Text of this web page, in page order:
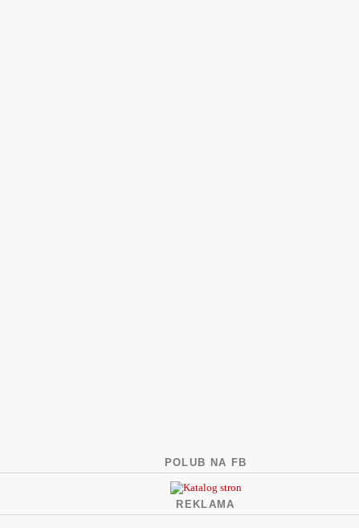
POLUB NA FB
REKLAMA